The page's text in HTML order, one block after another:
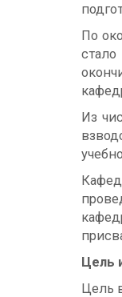
По
Из
Цель
Цель